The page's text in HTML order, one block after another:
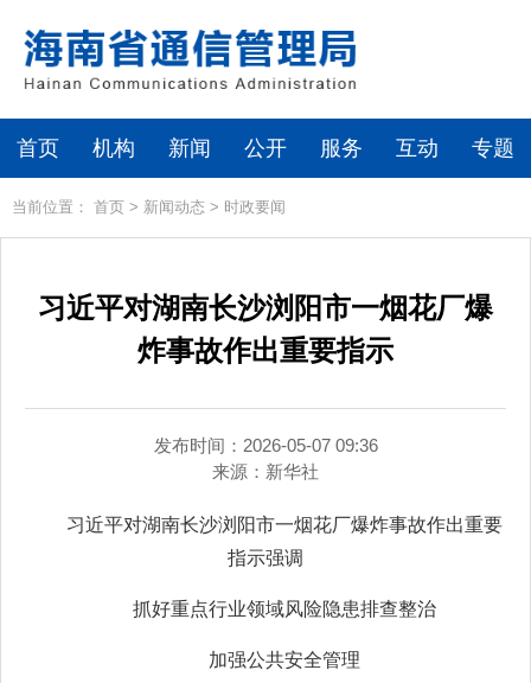
首页 机构 新闻 公开 服务 互动 专题
当前位置： 首页 > 新闻动态 > 时政要闻
习近平对湖南长沙浏阳市一烟花厂爆
炸事故作出重要指示
发布时间：2026-05-07 09:36
来源： 新华社
习近平对湖南长沙浏阳市一烟花厂爆炸事故作出重要
指示强调
抓好重点行业领域风险隐患排查整治
加强公共安全管理